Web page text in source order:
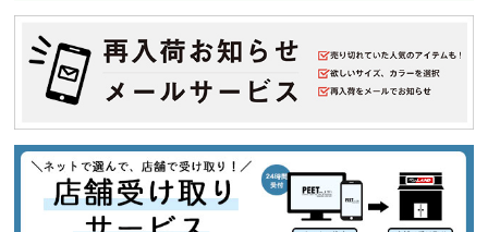
M
L
XL
XXL
XXXL
40inc
KIDS
カラー